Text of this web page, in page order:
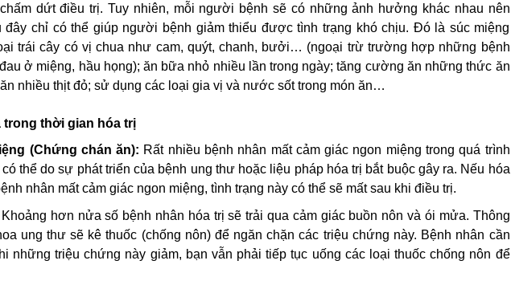
dứt điều trị. Tuy nhiên, mỗi người bệnh sẽ có những ảnh hưởng khác nhau nên
chỉ có thể giúp người bệnh giảm thiểu được tình trạng khó chịu. Đó là súc miệng
trái cây có vị chua như cam, quýt, chanh, bưởi… (ngoại trừ trường hợp những bệnh
ở miệng, hầu họng); ăn bữa nhỏ nhiều lần trong ngày; tăng cường ăn những thức ăn
nhiều thịt đỏ; sử dụng các loại gia vị và nước sốt trong món ăn…
trong thời gian hóa trị
(Chứng chán ăn): Rất nhiều bệnh nhân mất cảm giác ngon miệng trong quá trình
thể do sự phát triển của bệnh ung thư hoặc liệu pháp hóa trị bắt buộc gây ra. Nếu hóa
nhân mất cảm giác ngon miệng, tình trạng này có thể sẽ mất sau khi điều trị.
Khoảng hơn nửa số bệnh nhân hóa trị sẽ trải qua cảm giác buồn nôn và ói mửa. Thông
ung thư sẽ kê thuốc (chống nôn) để ngăn chặn các triệu chứng này. Bệnh nhân cần
những triệu chứng này giảm, bạn vẫn phải tiếp tục uống các loại thuốc chống nôn để